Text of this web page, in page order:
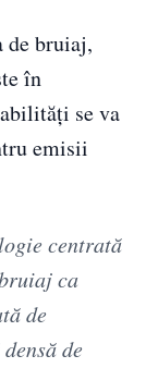
de bruiaj,
în
se va
emisii
centrată
ca
de
de